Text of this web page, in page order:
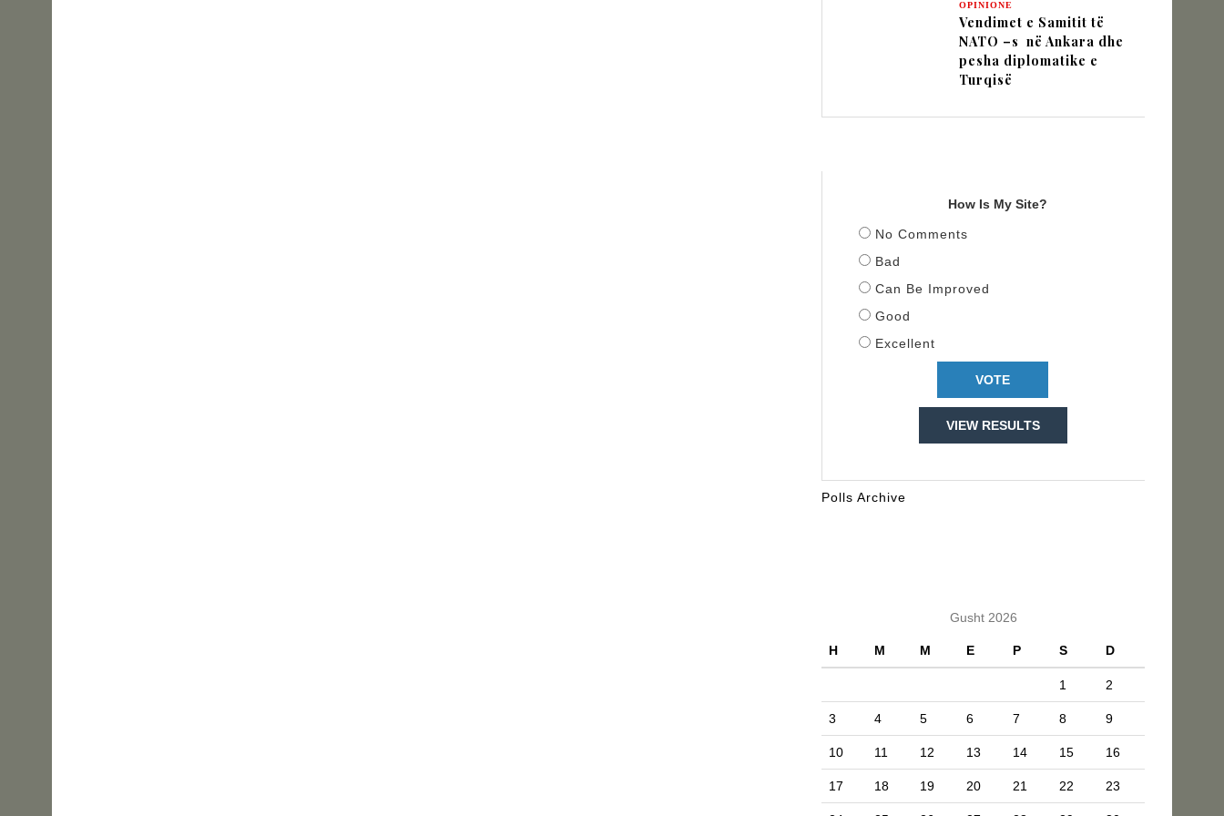
OPINIONE
Vendimet e Samitit të
NATO –s në Ankara dhe
pesha diplomatike e
Turqisë
How Is My Site?
No Comments
Bad
Can Be Improved
Good
Excellent
VIEW RESULTS
Polls Archive
Gusht 2026
H M M E P S D
1 2
3 4 5 6 7 8 9
10 11 12 13 14 15 16
17 18 19 20 21 22 23